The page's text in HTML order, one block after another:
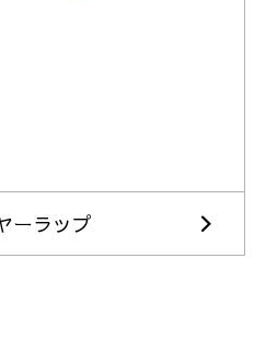
ーラップ